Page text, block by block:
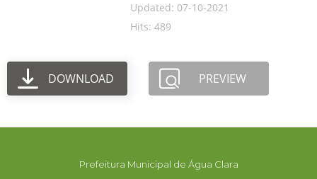
Updated: 07-10-2021
Hits: 489
DOWNLOAD PREVIEW
Prefeitura Municipal de Água Clara